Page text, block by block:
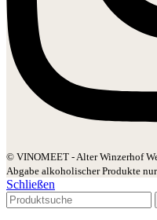
© VINOMEET - Alter Winzerhof
Abgabe alkoholischer Produkte
Schließen